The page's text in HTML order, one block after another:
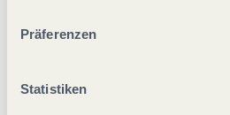
Präferenzen
Statistiken